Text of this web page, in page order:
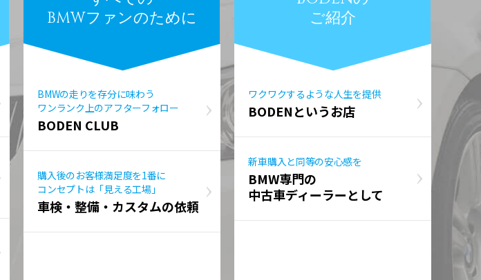
BMWファンのために
BMWの走りを存分に味わう
ワンランク上のアフターフォロー
BODEN CLUB
購入後のお客様満足度を1番に
コンセプトは「見える工場」
車検・整備・カスタムの依頼
ご紹介
ワクワクするような人生を提供
BODENというお店
新車購入と同等の安心感を
BMW専門の
中古車ディーラーとして